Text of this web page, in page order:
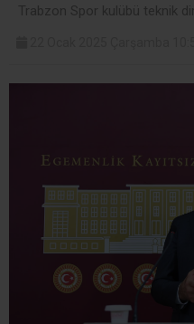
Trabzon Spor kulübü teknik